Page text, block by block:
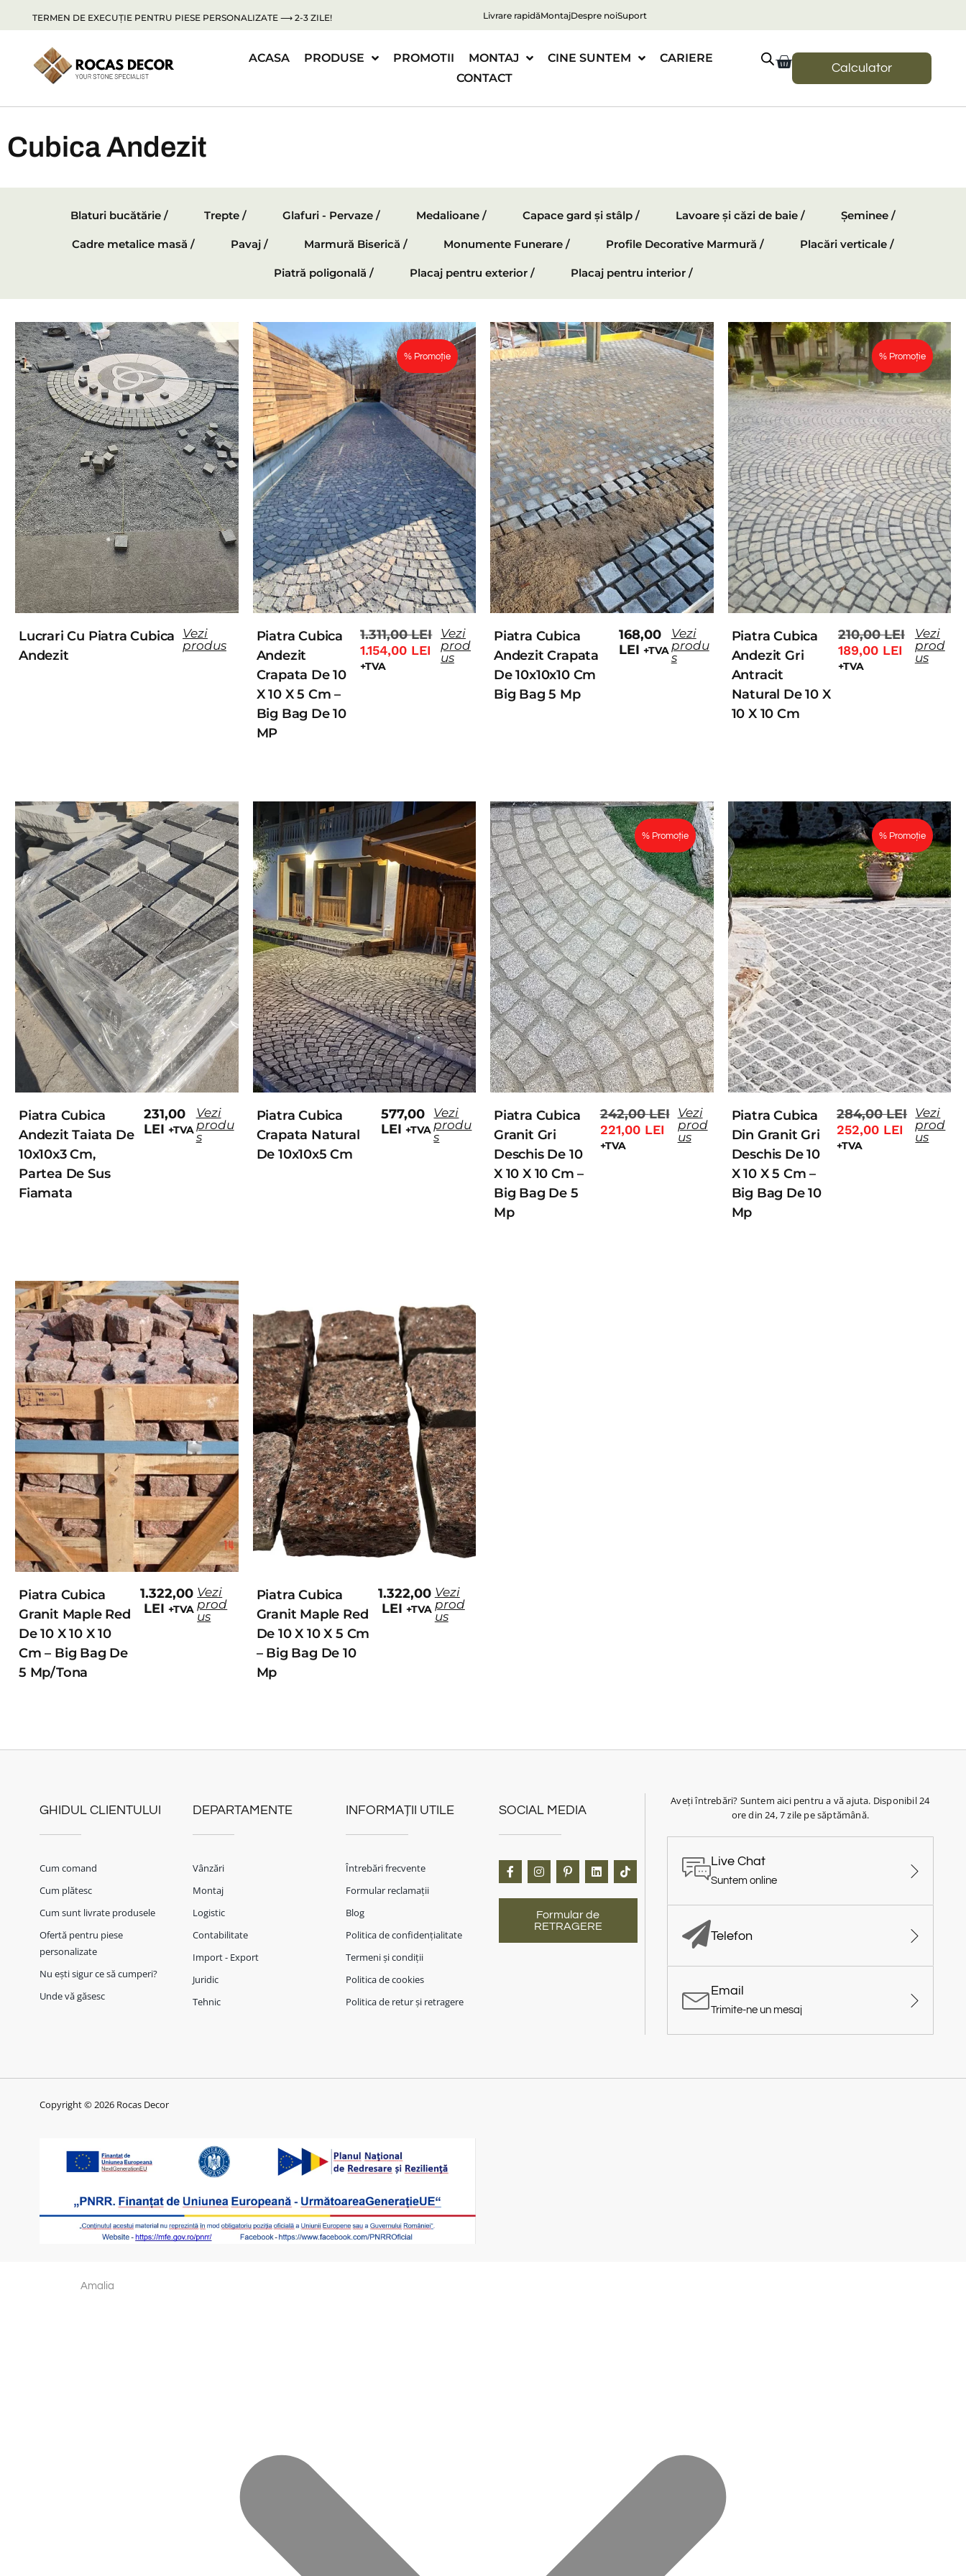
TERMEN DE EXECUȚIE PENTRU PIESE PERSONALIZATE ⟶ 2-3 ZILE! Livrare rapidăMontajDespre noiSuport
ACASA PRODUSE PROMOTII MONTAJ CINE SUNTEM
CARIERE
CONTACT
Calculator
Cubica Andezit
Blaturi bucătărie / Trepte / Glafuri - Pervaze / Medalioane / Capace gard și stâlp / Lavoare și căzi de baie / Șeminee /
Cadre metalice masă / Pavaj / Marmură Biserică / Monumente Funerare / Profile Decorative Marmură / Placări verticale /
Piatră poligonală / Placaj pentru exterior / Placaj pentru interior /
Lucrari Cu Piatra Cubica
Andezit
Vezi
produs
% Promoție
Piatra Cubica
Andezit
Crapata De 10
X 10 X 5 Cm –
Big Bag De 10
MP
1.311,00LEI
1.154,00 LEI
+TVA
Vezi
prod
us
Piatra Cubica
Andezit Crapata
De 10x10x10 Cm
Big Bag 5 Mp
168,00
LEI +TVA
Vezi
produ
s
% Promoție
Piatra Cubica
Andezit Gri
Antracit
Natural De 10 X
10 X 10 Cm
210,00LEI
189,00 LEI
+TVA
Vezi
prod
us
Piatra Cubica
Andezit Taiata De
10x10x3 Cm,
Partea De Sus
Fiamata
231,00
LEI +TVA
Vezi
produ
s
Piatra Cubica
Crapata Natural
De 10x10x5 Cm
577,00
LEI +TVA
Vezi
produ
s
% Promoție
Piatra Cubica
Granit Gri
Deschis De 10
X 10 X 10 Cm –
Big Bag De 5
Mp
242,00LEI
221,00 LEI
+TVA
Vezi
prod
us
% Promoție
Piatra Cubica
Din Granit Gri
Deschis De 10
X 10 X 5 Cm –
Big Bag De 10
Mp
284,00LEI
252,00 LEI
+TVA
Vezi
prod
us
Piatra Cubica
Granit Maple Red
De 10 X 10 X 10
Cm – Big Bag De
5 Mp/tona
1.322,00
LEI +TVA
Vezi
prod
us
Piatra Cubica
Granit Maple Red
De 10 X 10 X 5 Cm
– Big Bag De 10
Mp
1.322,00
LEI +TVA
Vezi
prod
us
GHIDUL CLIENTULUI
Cum comand
Cum plătesc
Cum sunt livrate produsele
Ofertă pentru piese
personalizate
Nu ești sigur ce să cumperi?
Unde vă găsesc
DEPARTAMENTE
Vânzări
Montaj
Logistic
Contabilitate
Import - Export
Juridic
Tehnic
INFORMAȚII UTILE
Întrebări frecvente
Formular reclamații
Blog
Politica de confidențialitate
Termeni și condiții
Politica de cookies
Politica de retur și retragere
SOCIAL MEDIA
Formular de
RETRAGERE
Aveți întrebări? Suntem aici pentru a vă ajuta. Disponibil 24
ore din 24, 7 zile pe săptămână.
Live Chat
Suntem online
Telefon
Email
Trimite-ne un mesaj
Copyright © 2026 Rocas Decor
Amalia